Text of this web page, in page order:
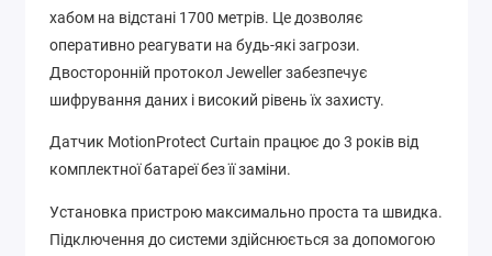
хабом на відстані 1700 метрів. Це дозволяє
оперативно реагувати на будь-які загрози.
Двосторонній протокол Jeweller забезпечує
шифрування даних і високий рівень їх захисту.
Датчик MotionProtect Curtain працює до 3 років від
комплектної батареї без її заміни.
Установка пристрою максимально проста та швидка.
Підключення до системи здійснюється за допомогою